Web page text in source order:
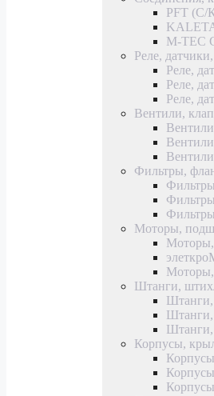
PFT (С/
M-TEC
Реле,
Реле,
Реле,
Реле,
Вентили,
Фильтры,
Моторы,
Штанги,
Корпусы,